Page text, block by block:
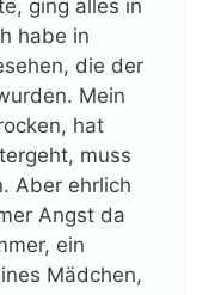
ging alles in
habe in
die der
Mein
hat
muss
Aber ehrlich
Angst da
ein
Mädchen,